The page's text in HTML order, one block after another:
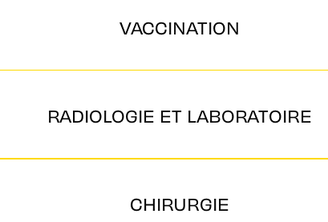
VACCINATION
RADIOLOGIE ET LABORATOIRE
CHIRURGIE